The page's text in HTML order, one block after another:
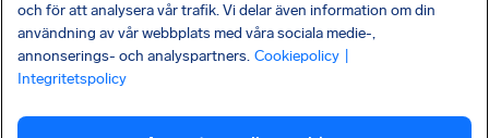
HÄMTA VÅR GRATIS-APP
och för att analysera vår trafik. Vi delar även information om din
användning av vår webbplats med våra sociala medie-,
annonserings- och analyspartners. Cookiepolicy
Integritetspolicy